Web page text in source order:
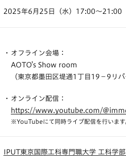
2025年6月25日（水）17:00〜21:00
オフライン会場：
AOTO’s Show room
（東京都墨田区堤通1丁目19−9リ
オンライン配信：
https://www.youtube.com/
※YouTubeにて同時ライブ配信を行います
IPUT東京国際工科専門職大学 工科学